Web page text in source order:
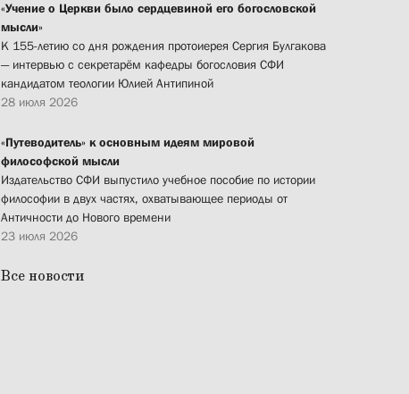
«Учение о Церкви было сердцевиной его богословской
мысли»
К 155-летию со дня рождения протоиерея Сергия Булгакова
— интервью с секретарём кафедры богословия СФИ
кандидатом теологии Юлией Антипиной
28 июля 2026
«Путеводитель» к основным идеям мировой
философской мысли
Издательство СФИ выпустило учебное пособие по истории
философии в двух частях, охватывающее периоды от
Античности до Нового времени
23 июля 2026
Все новости